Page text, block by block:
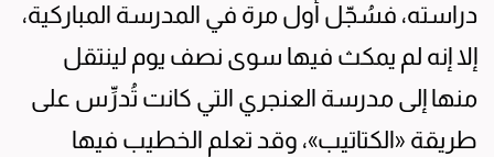
دراسته، فسُجّل أول مرة في المدرسة المباركية،
إلا إنه لم يمكث فيها سوى نصف يوم لينتقل
منها إلى مدرسة العنجري التي كانت تُدرِّس على
طريقة «الكتاتيب»، وقد تعلم الخطيب فيها